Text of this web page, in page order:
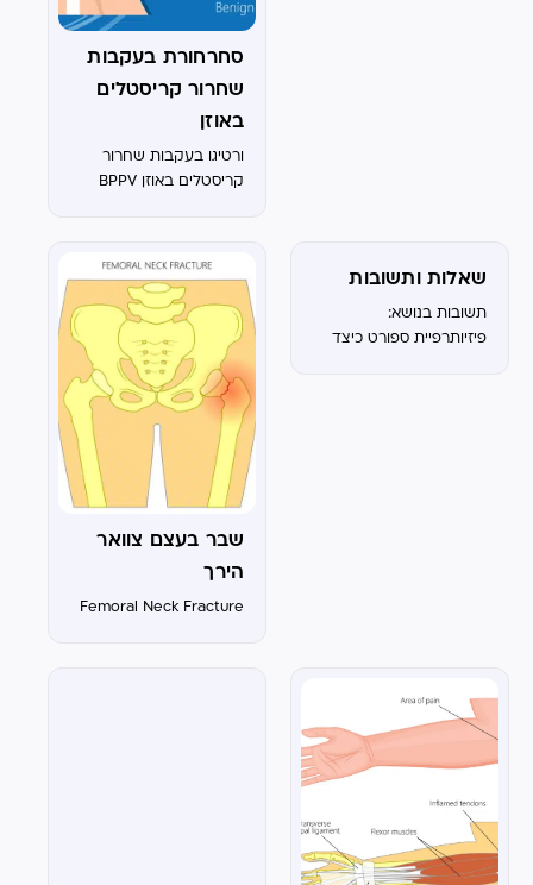
סחרחורת בעקבות
שחרור קריסטלים
באוזן
ורטיגו בעקבות שחרור
קריסטלים באוזן BPPV
שאלות ותשובות
תשובות בנושא:
פיזיותרפיית ספורט כיצד
שבר בעצם צוואר
הירך
Femoral Neck Fracture